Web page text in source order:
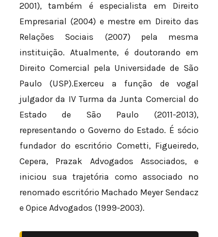
2001), também é especialista em Direito
Empresarial (2004) e mestre em Direito das
Relações Sociais (2007) pela mesma
instituição. Atualmente, é doutorando em
Direito Comercial pela Universidade de São
Paulo (USP).Exerceu a função de vogal
julgador da IV Turma da Junta Comercial do
Estado de São Paulo (2011-2013),
representando o Governo do Estado. É sócio
fundador do escritório Cometti, Figueiredo,
Cepera, Prazak Advogados Associados, e
iniciou sua trajetória como associado no
renomado escritório Machado Meyer Sendacz
e Opice Advogados (1999-2003).